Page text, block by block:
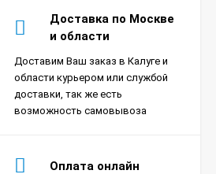
Доставка по Москве
и области
Доставим Ваш заказ в Калуге и
области курьером или службой
доставки, так же есть
возможность самовывоза
Оплата онлайн